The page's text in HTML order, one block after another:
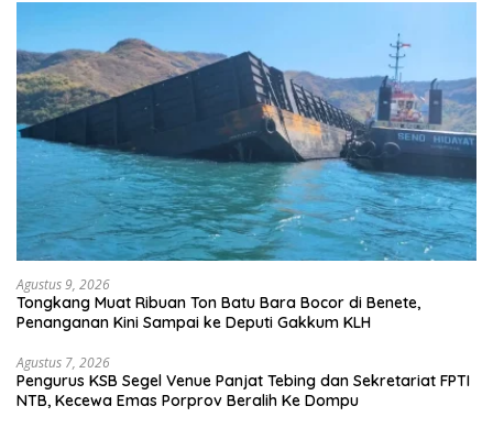
Agustus 9, 2026
Tongkang Muat Ribuan Ton Batu Bara Bocor di Benete,
Penanganan Kini Sampai ke Deputi Gakkum KLH
Agustus 7, 2026
Pengurus KSB Segel Venue Panjat Tebing dan Sekretariat FPTI
NTB, Kecewa Emas Porprov Beralih Ke Dompu